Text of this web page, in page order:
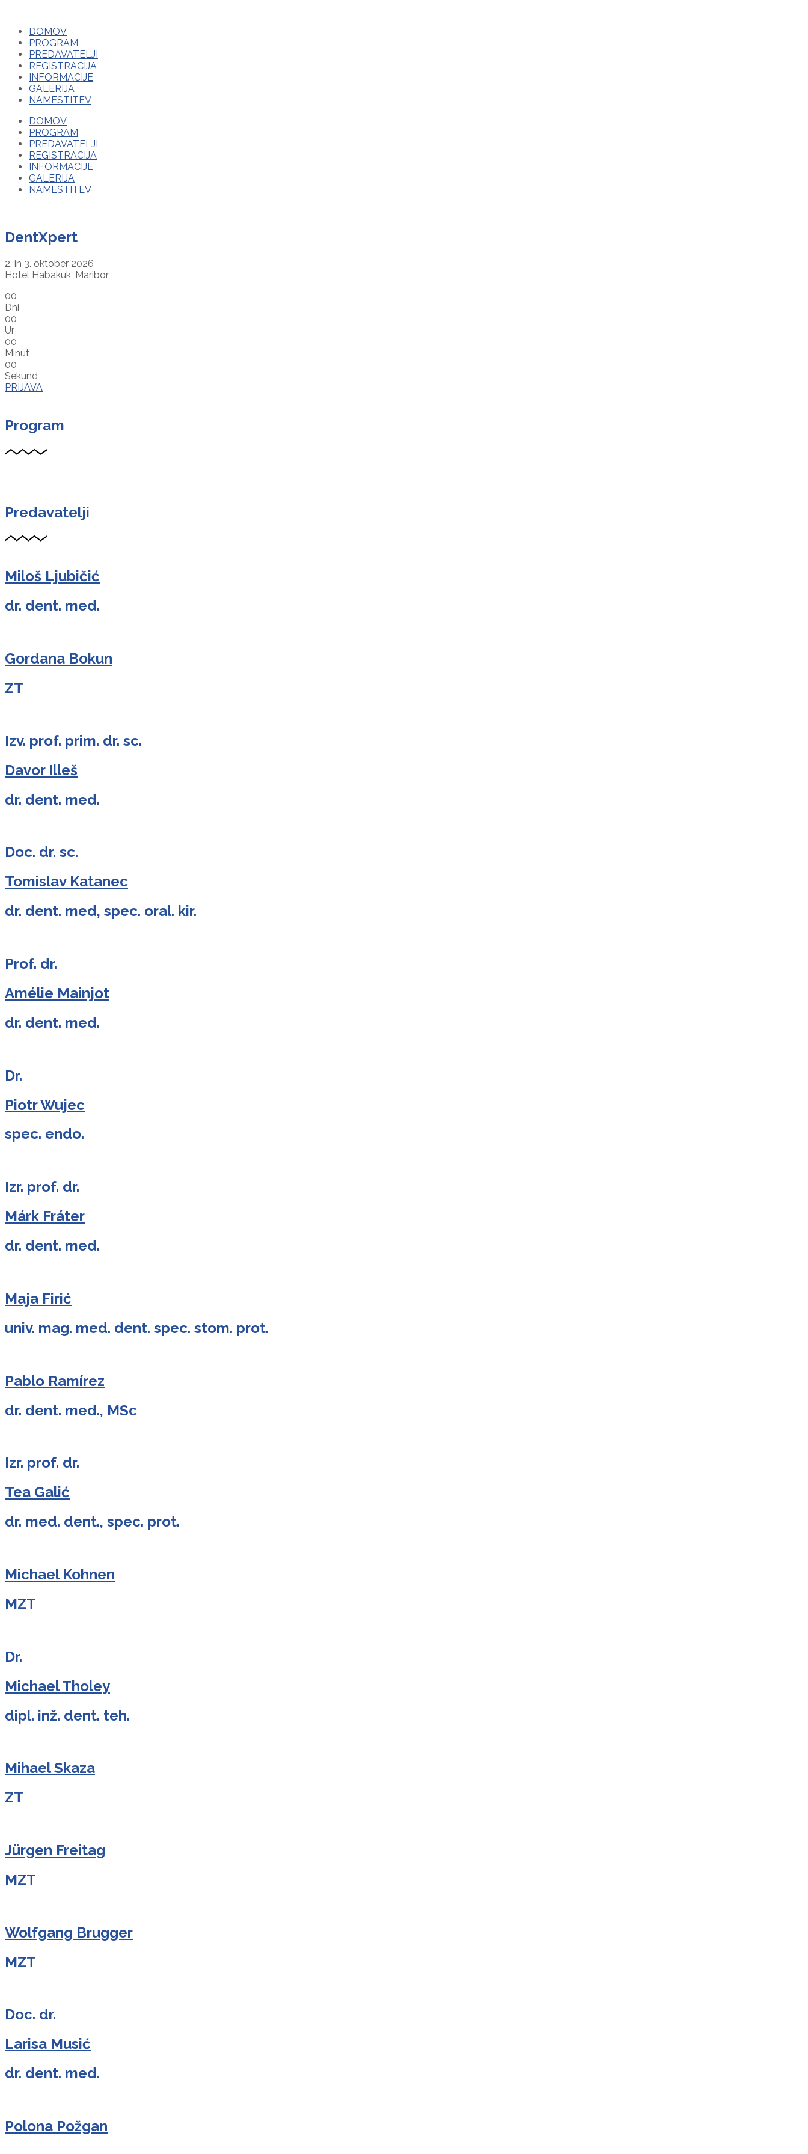
DOMOV
PROGRAM
PREDAVATELJI
REGISTRACIJA
INFORMACIJE
GALERIJA
NAMESTITEV
DOMOV
PROGRAM
PREDAVATELJI
REGISTRACIJA
INFORMACIJE
GALERIJA
NAMESTITEV
DentXpert
2. in 3. oktober 2026
Hotel Habakuk, Maribor
00
Dni
00
Ur
00
Minut
00
Sekund
PRIJAVA
Program
Predavatelji
Miloš Ljubičić
dr. dent. med.
Gordana Bokun
ZT
Izv. prof. prim. dr. sc.
Davor Illeš
dr. dent. med.
Doc. dr. sc.
Tomislav Katanec
dr. dent. med, spec. oral. kir.
Prof. dr.
Amélie Mainjot
dr. dent. med.
Dr.
Piotr Wujec
spec. endo.
Izr. prof. dr.
Márk Fráter
dr. dent. med.
Maja Firić
univ. mag. med. dent. spec. stom. prot.
Pablo Ramírez
dr. dent. med., MSc
Izr. prof. dr.
Tea Galić
dr. med. dent., spec. prot.
Michael Kohnen
MZT
Dr.
Michael Tholey
dipl. inž. dent. teh.
Mihael Skaza
ZT
Jürgen Freitag
MZT
Wolfgang Brugger
MZT
Doc. dr.
Larisa Musić
dr. dent. med.
Polona Požgan